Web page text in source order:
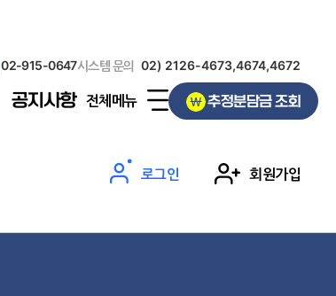
02-915-0647시스템 문의 02) 2126-4673,4674,4672
공지사항 전체메뉴 추정분담금 조회
로그인 회원가입